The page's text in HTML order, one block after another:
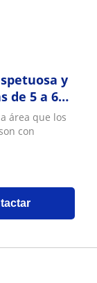
y
área que los
con